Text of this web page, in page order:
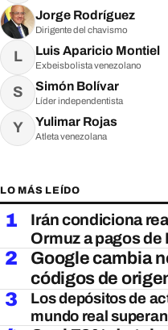
Jorge Rodríguez
Dirigente del chavismo
L Luis Aparicio Montiel
Exbeisbolista venezolano
S Simón Bolívar
Líder independentista
Y Yulimar Rojas
Atleta venezolana
LO MÁS LEÍDO
1
Irán condiciona
Ormuz a pagos de
2
Google cambia
códigos de
3
Los depósitos de
mundo real